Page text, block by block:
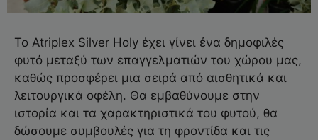
Το Atriplex Silver Holy έχει γίνει ένα δημοφιλές
φυτό μεταξύ των επαγγελματιών του χώρου μας,
καθώς προσφέρει μια σειρά από αισθητικά και
λειτουργικά οφέλη. Θα εμβαθύνουμε στην
ιστορία και τα χαρακτηριστικά του φυτού, θα
δώσουμε συμβουλές για τη φροντίδα και τις